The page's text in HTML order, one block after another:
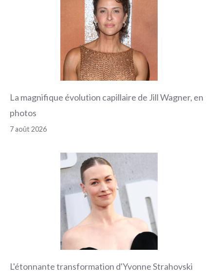
La magnifique évolution capillaire de Jill Wagner, en
photos
7 août 2026
L'étonnante transformation d'Yvonne Strahovski